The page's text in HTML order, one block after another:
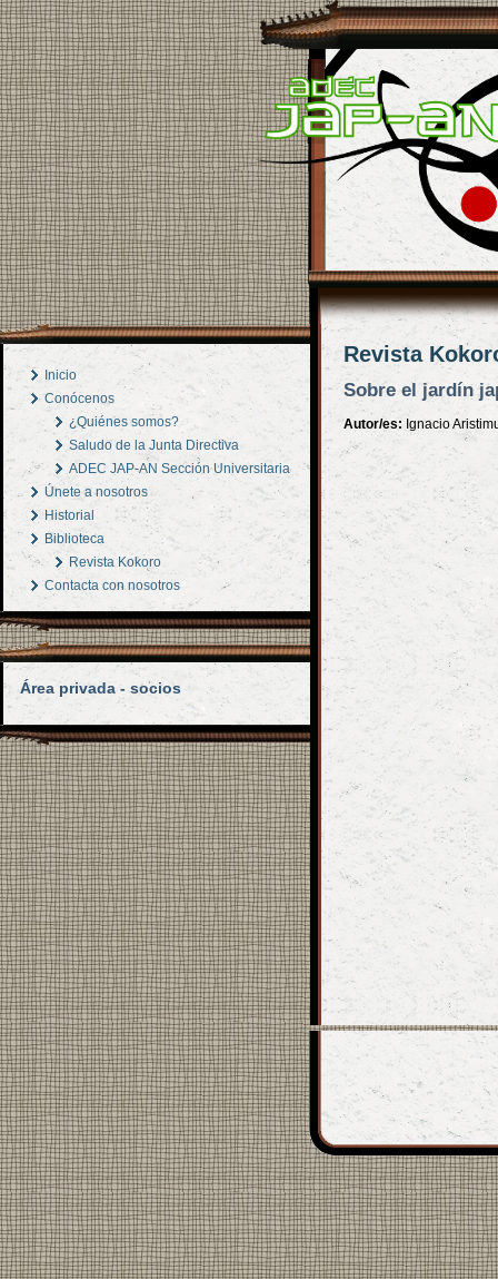
Inicio
Conócenos
¿Quiénes somos?
Saludo de la Junta Directiva
ADEC JAP-AN Sección Universitaria
Únete a nosotros
Historial
Biblioteca
Revista Kokoro
Contacta con nosotros
Área privada - socios
Revista
Sobre el jardín
Autor/es: Ignacio